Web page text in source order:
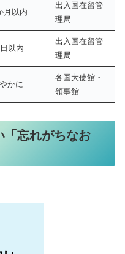
月以内
出入国在留管
理局
以内
出入国在留管
理局
かに
各国大使館・
領事館
「忘れがちなお